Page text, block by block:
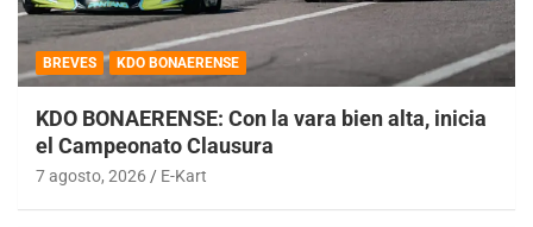
BREVES KDO BONAERENSE
KDO BONAERENSE: Con la vara bien alta, inicia
el Campeonato Clausura
7 agosto, 2026 E-Kart